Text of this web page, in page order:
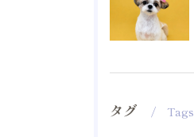
タグ Tags